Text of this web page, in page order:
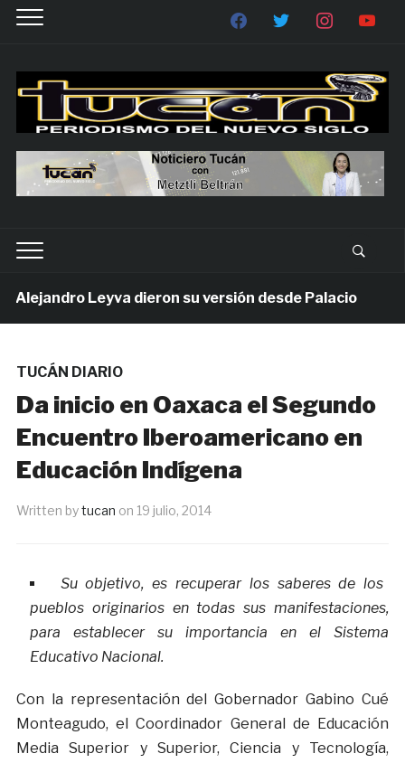
Leyva dieron su versión desde Palacio
TUCÁN DIARIO
Da inicio en Oaxaca el Segundo
Encuentro Iberoamericano en
Educación Indígena
Written bytucan on 19 julio, 2014
Su objetivo, es recuperar los saberes de los
pueblos originarios en todas sus manifestaciones,
para establecer su importancia en el Sistema
Educativo Nacional.
Con la representación del Gobernador Gabino Cué
Monteagudo, el Coordinador General de Educación
Media Superior y Superior, Ciencia y Tecnología,